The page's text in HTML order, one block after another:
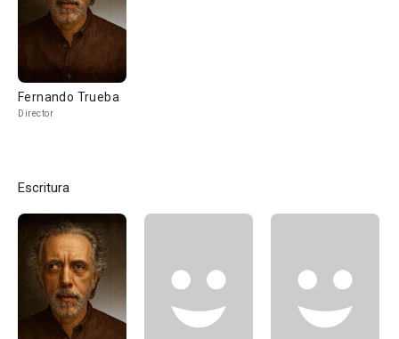
Fernando Trueba
Director
Escritura